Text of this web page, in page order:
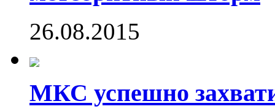
26.08.2015
МКС успешно